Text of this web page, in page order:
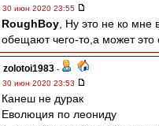
30 июн 2020 23:55
RoughBoy , Ну это не ко
обещают чего-то,а может это
zolotoi1983 -
30 июн 2020 23:53
Канеш не дурак
Еволюция по леониду